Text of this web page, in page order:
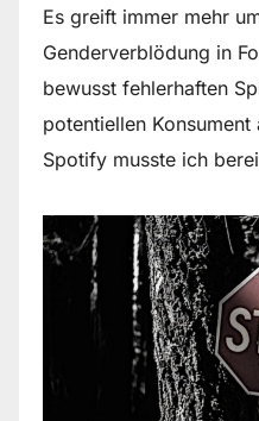
Es greift immer mehr
Genderverblödung in
bewusst fehlerhaften
potentiellen
Spotify musste ich